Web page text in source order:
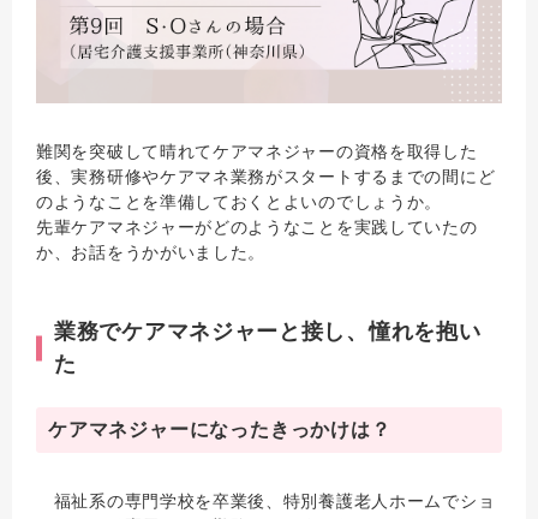
難関を突破して晴れてケアマネジャーの資格を取得した
後、実務研修やケアマネ業務がスタートするまでの間にど
のようなことを準備しておくとよいのでしょうか。
先輩ケアマネジャーがどのようなことを実践していたの
か、お話をうかがいました。
業務でケアマネジャーと接し、憧れを抱い
た
ケアマネジャーになったきっかけは？
福祉系の専門学校を卒業後、特別養護老人ホームでショ